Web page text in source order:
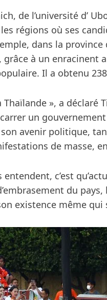
de l’université d’
régions où ses
dans la
à un enracinent
Il a obtenu
Thaïlande », a
un
avenir politique,
de masse,
c’est
du
existence même qui